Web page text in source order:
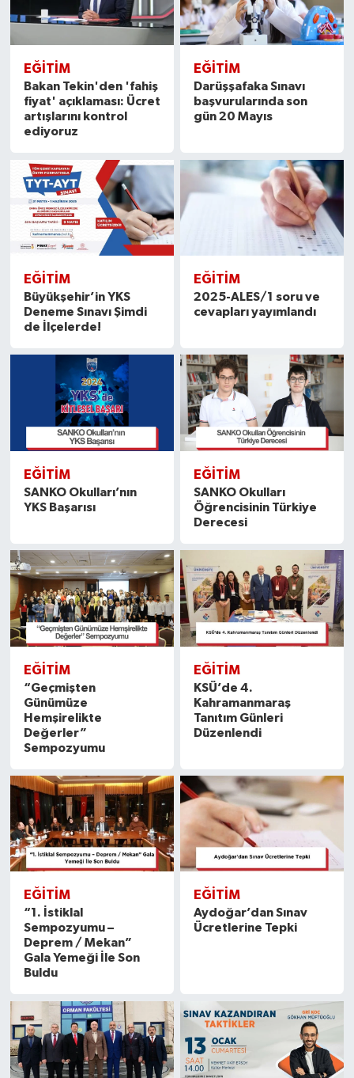
EĞITIM
Bakan Tekin'den 'fahiş
fiyat' açıklaması: Ücret
artışlarını kontrol
ediyoruz
EĞITIM
Darüşşafaka Sınavı
başvurularında son
gün 20 Mayıs
EĞITIM
Büyükşehir’in YKS
Deneme Sınavı Şimdi
de İlçelerde!
EĞITIM
2025-ALES/1 soru ve
cevapları yayımlandı
EĞITIM
SANKO Okulları’nın
YKS Başarısı
EĞITIM
SANKO Okulları
Öğrencisinin Türkiye
Derecesi
EĞITIM
“Geçmişten
Günümüze
Hemşirelikte
Değerler”
Sempozyumu
EĞITIM
KSÜ’de 4.
Kahramanmaraş
Tanıtım Günleri
Düzenlendi
EĞITIM
“1. İstiklal
Sempozyumu –
Deprem / Mekan”
Gala Yemeği İle Son
Buldu
EĞITIM
Aydoğar’dan Sınav
Ücretlerine Tepki